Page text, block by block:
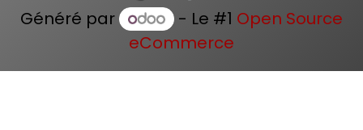
Généré par - Le #1 Open Source
eCommerce